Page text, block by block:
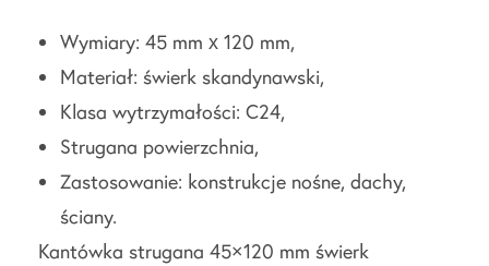
Wymiary: 45 mm x 120 mm,
Materiał: świerk skandynawski,
Klasa wytrzymałości: C24,
Strugana powierzchnia,
Zastosowanie: konstrukcje nośne, dachy,
ściany.
Kantówka strugana 45×120 mm świerk